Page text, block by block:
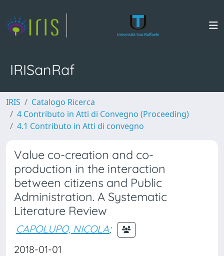
IRISanRaf
IRIS
Catalogo Ricerca
4 Contributo in Atti di Convegno (Proceeding)
4.1 Contributo in Atti di convegno
Value co-creation and co-
production in the interaction
between citizens and Public
Administration. A Systematic
Literature Review
CAPOLUPO, NICOLA;
2018-01-01